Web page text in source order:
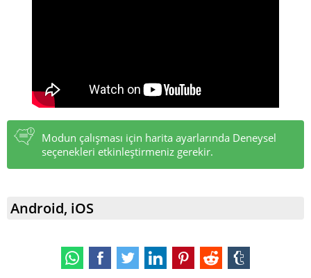
Modun çalışması için harita ayarlarında Deneysel
seçenekleri etkinleştirmeniz gerekir.
Android, iOS